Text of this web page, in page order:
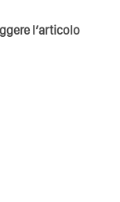
l’articolo